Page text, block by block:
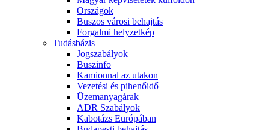
Országok
Buszos városi behajtás
Forgalmi helyzetkép
Tudásbázis
Jogszabályok
Buszinfo
Kamionnal az utakon
Vezetési és pihenőidő
Üzemanyagárak
ADR Szabályok
Kabotázs Európában